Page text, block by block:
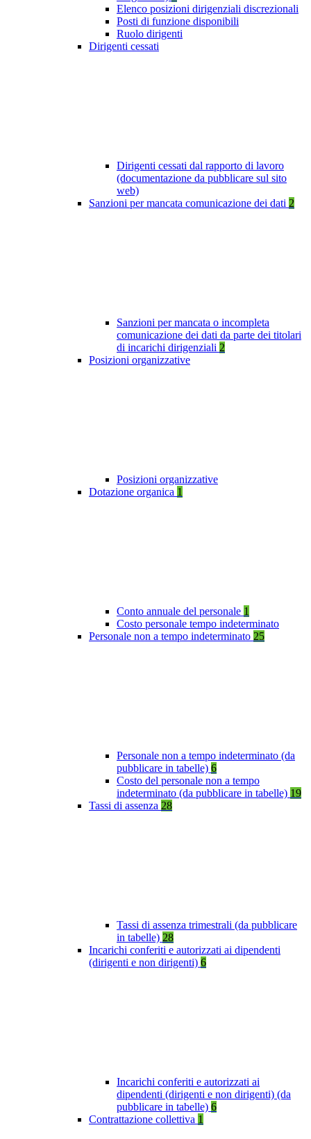
Elenco posizioni dirigenziali discrezionali
Posti di funzione disponibili
Ruolo dirigenti
Dirigenti cessati
Dirigenti cessati dal rapporto di lavoro
(documentazione da pubblicare sul sito
web)
Sanzioni per mancata comunicazione dei dati 2
Sanzioni per mancata o incompleta
comunicazione dei dati da parte dei titolari
di incarichi dirigenziali 2
Posizioni organizzative
Posizioni organizzative
Dotazione organica 1
Conto annuale del personale 1
Costo personale tempo indeterminato
Personale non a tempo indeterminato 25
Personale non a tempo indeterminato (da
pubblicare in tabelle) 6
Costo del personale non a tempo
indeterminato (da pubblicare in tabelle) 19
Tassi di assenza 28
Tassi di assenza trimestrali (da pubblicare
in tabelle) 28
Incarichi conferiti e autorizzati ai dipendenti
(dirigenti e non dirigenti) 6
Incarichi conferiti e autorizzati ai
dipendenti (dirigenti e non dirigenti) (da
pubblicare in tabelle) 6
Contrattazione collettiva 1